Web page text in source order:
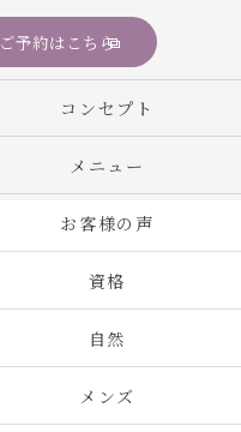
ご予約はこちら
コンセプト
メニュー
お客様の声
資格
自然
メンズ